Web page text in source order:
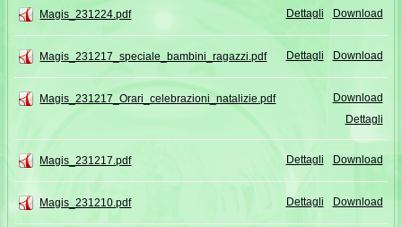
Magis_231224.pdf Download
Dettagli
Magis_231217_speciale_bambini_ragazzi.pdf Download
Dettagli
Magis_231217_Orari_celebrazioni_natalizie.pdf
Download
Dettagli
Magis_231217.pdf Download
Dettagli
Magis_231210.pdf Download
Dettagli